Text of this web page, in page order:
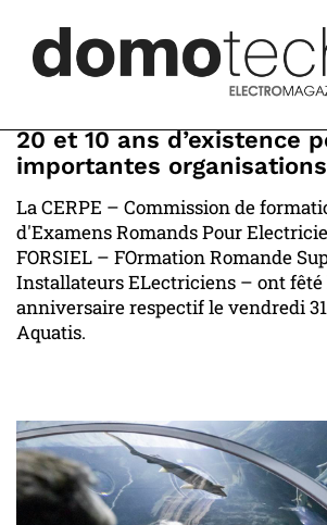
20 et 10 ans d’existence
importantes
La CERPE – Commission de
d'Examens Romands Pour
FORSIEL – FOrmation Romande
Installateurs ELectriciens – ont
anniversaire respectif le vendredi
Aquatis.